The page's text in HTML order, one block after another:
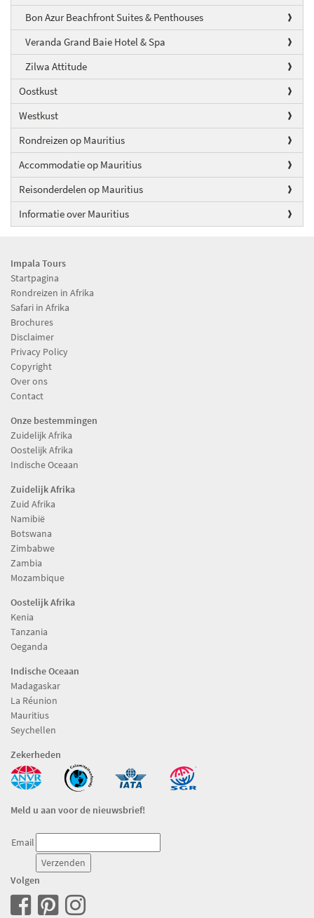
Bon Azur Beachfront Suites & Penthouses
Veranda Grand Baie Hotel & Spa
Zilwa Attitude
Oostkust
Westkust
Rondreizen op Mauritius
Accommodatie op Mauritius
Reisonderdelen op Mauritius
Informatie over Mauritius
Impala Tours
Startpagina
Rondreizen in Afrika
Safari in Afrika
Brochures
Disclaimer
Privacy Policy
Copyright
Over ons
Contact
Onze bestemmingen
Zuidelijk Afrika
Oostelijk Afrika
Indische Oceaan
Zuidelijk Afrika
Zuid Afrika
Namibië
Botswana
Zimbabwe
Zambia
Mozambique
Oostelijk Afrika
Kenia
Tanzania
Oeganda
Indische Oceaan
Madagaskar
La Réunion
Mauritius
Seychellen
Zekerheden
Meld u aan voor de nieuwsbrief!
Email
Volgen